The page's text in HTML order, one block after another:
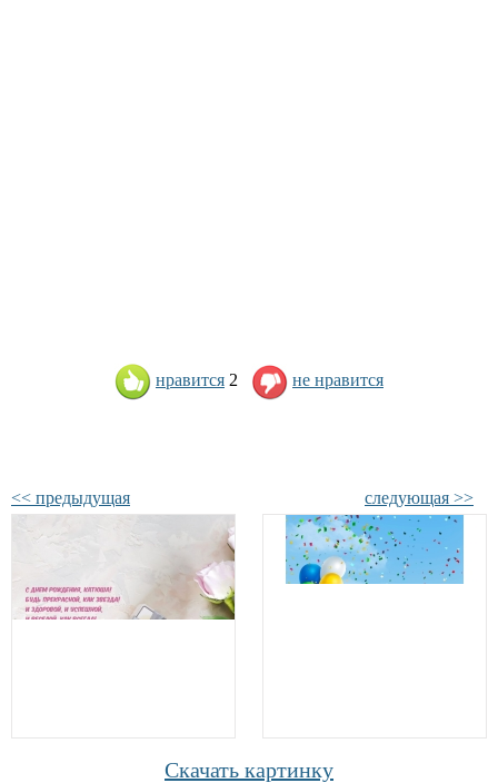
нравится 2 не нравится
<< предыдущая следующая >>
Скачать картинку